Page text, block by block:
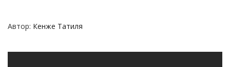
Автор: Кенже Татиля